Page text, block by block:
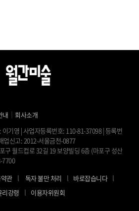
내
회사소개
기영 | 사업자등록번호: 110-81-37098 | 등록번
업신고: 2012-서울금천-0877
구 월드컵로 32길 19 보양빌딩 6층 (마포구 성산
7700
관 l 독자 불만 처리 l 바로잡습니다 l
리강령 l 이용자위원회